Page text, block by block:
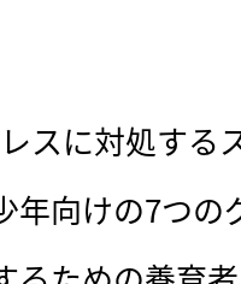
スに対処する
年向けの7つの